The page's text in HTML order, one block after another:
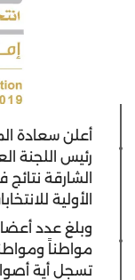
أعلن سعادة
رئيس اللجنة
الشارقة
الأولية
تسجل أية